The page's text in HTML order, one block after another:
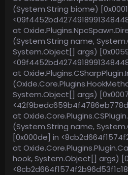
(System.String biome)
at
(System.String name,
System.Object[] args)
at
System.Object[] args)
at
(System.String name,
[0x000de] in
at
hook, System.Object[] args)